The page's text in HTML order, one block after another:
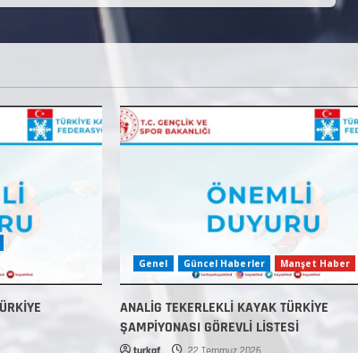
Genel Güncel Haberler Manşet Haber
ANALİG TEKERLEKLİ KAYAK TÜRKİYE
ŞAMPİYONASI GÖREVLİ LİSTESİ